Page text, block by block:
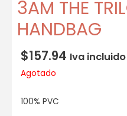
3AM THE
HANDBAG
$157.94 Iva incluido
Agotado
100% PVC